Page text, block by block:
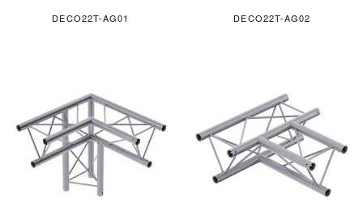
DECO22T-AG01 DECO22T-AG02